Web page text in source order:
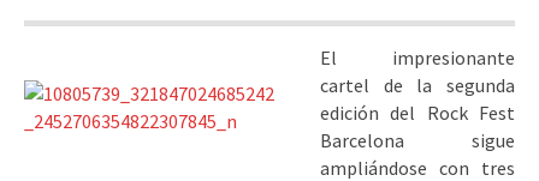
El impresionante
cartel de la segunda
edición del Rock Fest
Barcelona sigue
ampliándose con tres